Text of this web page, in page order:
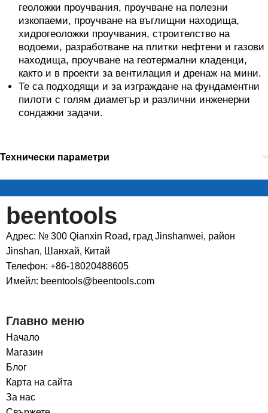
геоложки проучвания, проучване на полезни
изкопаеми, проучване на въглищни находища,
хидрогеоложки проучвания, строителство на
водоеми, разработване на плитки нефтени и газови
находища, проучване на геотермални кладенци,
както и в проекти за вентилация и дренаж на мини.
Те са подходящи и за изграждане на фундаментни
пилоти с голям диаметър и различни инженерни
сондажни задачи.
Технически параметри
beentools
Адрес: № 300 Qianxin Road, град Jinshanwei, район
Jinshan, Шанхай, Китай
Телефон: +86-18020488605
Имейл: beentools@beentools.com
Главно меню
Начало
Магазин
Блог
Карта на сайта
За нас